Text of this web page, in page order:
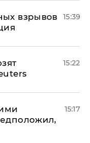
взрывов
15:39
15:22
15:17